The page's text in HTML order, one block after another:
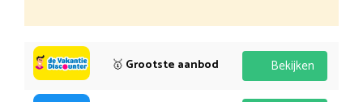
🥇 Grootste aanbod Bekijken